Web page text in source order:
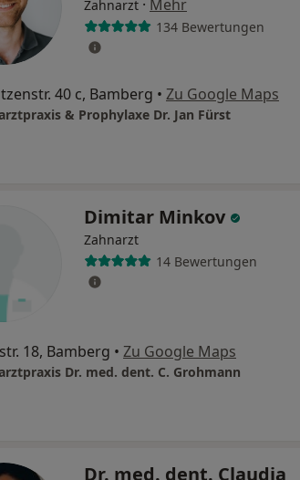
Zahnarzt · Mehr
134 Bewertungen
40 c, Bamberg • Zu Google Maps
& Prophylaxe Dr. Jan Fürst
Dimitar Minkov
Zahnarzt
14 Bewertungen
18, Bamberg • Zu Google Maps
Dr. med. dent. C. Grohmann
Dr. med. dent. Claudia